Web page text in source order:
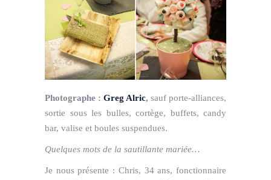
Photographe : Greg Alric, sauf porte-alliances,
sortie sous les bulles, cortège, buffets, candy
bar, valise et boules suspendues.
Quelques mots de la sautillante mariée…
Je nous présente : Chris, 34 ans, fonctionnaire